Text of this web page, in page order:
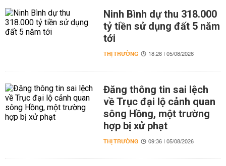
Ninh Bình dự thu 318.000
tỷ tiền sử dụng đất 5 năm
tới
THỊ TRƯỜNG 18:26 | 05/08/2026
Đăng thông tin sai lệch
về Trục đại lộ cảnh quan
sông Hồng, một trường
hợp bị xử phạt
THỊ TRƯỜNG 09:36 | 05/08/2026